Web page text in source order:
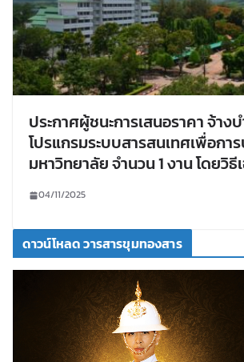
ประกาศผู้ชนะการเสนอราคา จ้าง
โปรแกรมระบบสารสนเทศเพื่อกา
มหาวิทยาลัย จำนวน 1 งาน โดยวิธี
04/11/2025
ดาวน์โหลด วารสารขุมทองสาร